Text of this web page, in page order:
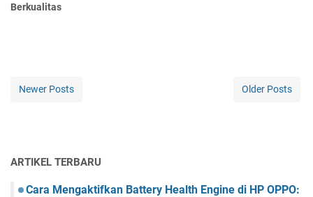
Berkualitas
Newer Posts Older Posts
ARTIKEL TERBARU
Cara Mengaktifkan Battery Health Engine di HP OPPO: